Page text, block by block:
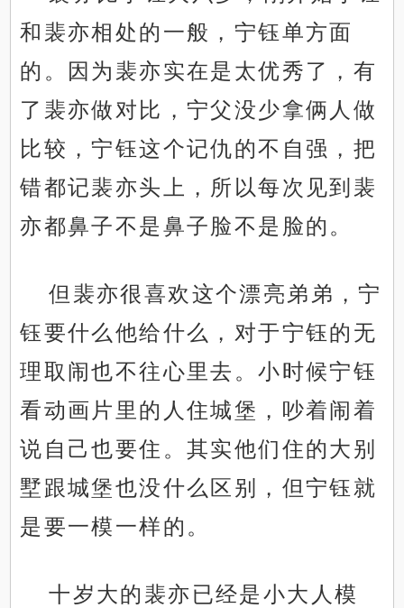
和裴亦相处的一般，宁钰单方面
的。因为裴亦实在是太优秀了，有
了裴亦做对比，宁父没少拿俩人做
比较，宁钰这个记仇的不自强，把
错都记裴亦头上，所以每次见到裴
亦都鼻子不是鼻子脸不是脸的。
但裴亦很喜欢这个漂亮弟弟，宁
钰要什么他给什么，对于宁钰的无
理取闹也不往心里去。小时候宁钰
看动画片里的人住城堡，吵着闹着
说自己也要住。其实他们住的大别
墅跟城堡也没什么区别，但宁钰就
是要一模一样的。
十岁大的裴亦已经是小大人模